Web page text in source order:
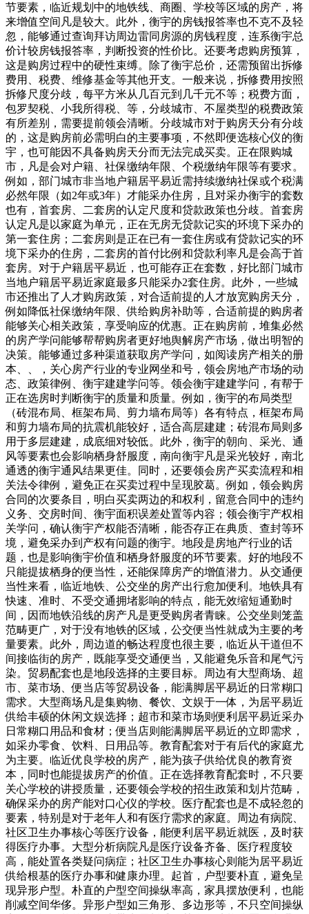
节要素，临近规划中的地铁线、商圈、学校等区域的房产，将
来增值空间凡是较大。此外，衡宇的房钱报答率也不克不及轻
忽，能够通过查询拜访周边雷同房源的房钱程度，连系衡宇总
价计较房钱报答率，判断投资的性价比。还要考虑购房预算，
这是购房过程中的硬性束缚。除了衡宇总价，还需预留出拆修
费用、税费、维修基金等其他开支。一般来说，拆修费用按照
拆修尺度分歧，每平方米从几百元到几千元不等；税费方面，
包罗契税、小我所得税、等，分歧城市、不屋类型的税费政策
有所差别，需要提前领会清晰。分歧城市对于购房天分有分歧
的，这是购房前必需明白的主要事项，不然即便选核心仪的衡
宇，也可能因不具备购房天分而无法完成买卖。正在限购城
市，凡是会对户籍、社保缴纳年限、个税缴纳年限等有要求。
例如，部门城市非当地户籍居平易近需持续缴纳社保或个税满
必然年限（如2年或3年）才能采办住房，且对采办衡宇的套数
也有，首套房、二套房的认定尺度和贷款政策也分歧。首套房
认定凡是以家庭为单元，正在无房无贷款记实的环境下采办的
第一套住房；二套房则是正在已有一套住房或有贷款记实的环
境下采办的住房，二套房的首付比例和贷款利率凡是会高于首
套房。对于户籍居平易近，也可能存正在套数，好比部门城市
当地户籍居平易近家庭最多只能采办2套住房。此外，一些城
市还推出了人才购房政策，对合适前提的人才放宽购房天分，
例如降低社保缴纳年限、供给购房补助等，合适前提的购房者
能够关心相关政策，享受响应的优惠。正在购房前，堆集必然
的房产学问能够帮帮购房者更好地舆解房产市场，做出明智的
决策。能够通过多种渠道获取房产学问，如阅读房产相关的册
本、、，关心房产行业的专业网坐和号，领会房地产市场的动
态、政策律例、衡宇建建学问等。领会衡宇建建学问，有帮于
正在选房时判断衡宇的质量和质量。例如，衡宇的布局类型
（砖混布局、框架布局、剪力墙布局等）各有特点，框架布局
和剪力墙布局的抗震机能较好，适合高层建建；砖混布局则多
用于多层建建，成底细对较低。此外，衡宇的朝向、采光、通
风等要素也会影响栖身舒服度，南向衡宇凡是采光较好，南北
通透的衡宇通风结果更佳。同时，还要领会房产买卖流程和相
关法令律例，避免正在买卖过程中呈现胶葛。例如，领会购房
合同的次要条目，明白买卖两边的和权利，留意合同中的违约
义务、交房时间、衡宇面积误差处置等内容；领会衡宇产权相
关学问，确认衡宇产权能否清晰，能否存正在典质、查封等环
境，避免采办到产权有问题的衡宇。地段是房地产行业的话
题，也是影响衡宇价值和栖身舒服度的环节要素。好的地段不
只能提拔栖身的便当性，还能保障房产的增值潜力。从交通便
当性来看，临近地铁、公交坐的房产出行愈加便利。地铁具有
快速、准时、不受交通拥堵影响的特点，能无效缩短通勤时
间，因而地铁沿线的房产凡是更受购房者青睐。公交坐则笼盖
范畴更广，对于没有地铁的区域，公交便当性就成为主要的考
量要素。此外，周边道的畅达程度也很主要，临近从干道但不
间接临街的房产，既能享受交通便当，又能避免乐音和尾气污
染。贸易配套也是地段选择的主要目标。周边有大型商场、超
市、菜市场、便当店等贸易设备，能满脚居平易近的日常糊口
需求。大型商场凡是集购物、餐饮、文娱于一体，为居平易近
供给丰硕的休闲文娱选择；超市和菜市场则便利居平易近采办
日常糊口用品和食材；便当店则能满脚居平易近的立即需求，
如采办零食、饮料、日用品等。教育配套对于有后代的家庭尤
为主要。临近优良学校的房产，能为孩子供给优良的教育资
本，同时也能提拔房产的价值。正在选择教育配套时，不只要
关心学校的讲授质量，还要领会学校的招生政策和划片范畴，
确保采办的房产能对口心仪的学校。医疗配套也是不成轻忽的
要素，特别是对于老年人和有医疗需求的家庭。周边有病院、
社区卫生办事核心等医疗设备，能便利居平易近就医，及时获
得医疗办事。大型分析病院凡是医疗设备齐备、医疗程度较
高，能处置各类疑问病症；社区卫生办事核心则能为居平易近
供给根基的医疗办事和健康办理。起首，户型要朴直，避免呈
现异形户型。朴直的户型空间操纵率高，家具摆放便利，也能
削减空间华侈。异形户型如三角形、多边形等，不只空间操纵